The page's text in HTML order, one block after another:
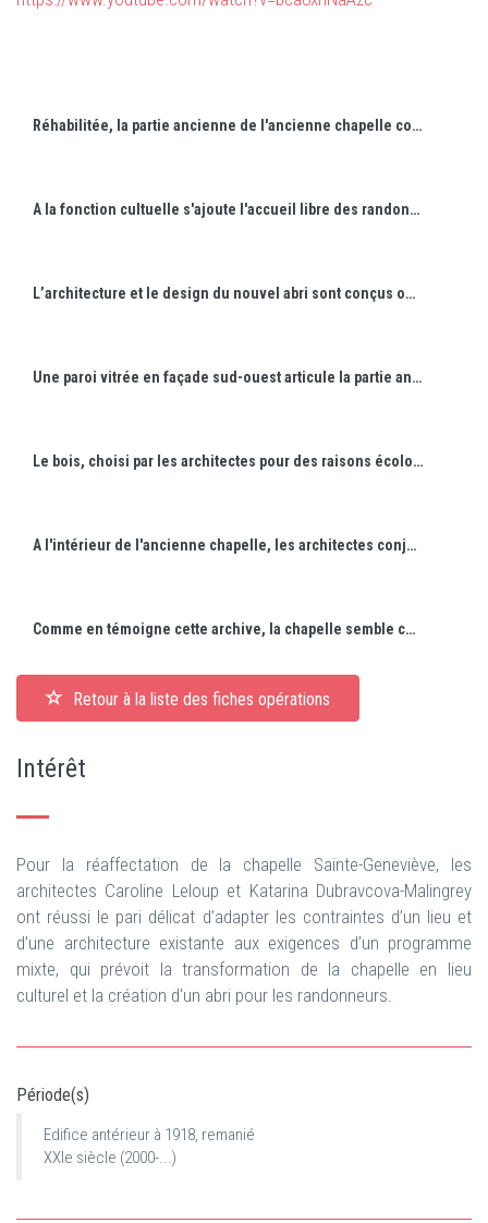
Réhabilitée, la partie ancienne de l'ancienne chapelle conserve sa silhouette originelle.
A la fonction cultuelle s'ajoute l'accueil libre des randonneurs.
L’architecture et le design du nouvel abri sont conçus ou étudiés conjointement pour créer un espace unitaire d’une grande cohésion architecturale.
Une paroi vitrée en façade sud-ouest articule la partie ancienne et l'extension, baignant le chœur de lumière naturelle.
Le bois, choisi par les architectes pour des raisons écologiques, apporte une dimension esthétique et architecturale au projet.
A l'intérieur de l'ancienne chapelle, les architectes conjuguent avec beaucoup de subtilité le vocabulaire de l’architecture religieuse traditionnelle avec des lignes et des ambiances plus contemporaines.
Comme en témoigne cette archive, la chapelle semble constituer de longue date une étape pour les soldats comme pour les randonneurs.
Retour à la liste des fiches opérations
Intérêt
Pour la réaffectation de la chapelle Sainte-Geneviève, les
architectes Caroline Leloup et Katarina Dubravcova-Malingrey
ont réussi le pari délicat d’adapter les contraintes d’un lieu et
d’une architecture existante aux exigences d’un programme
mixte, qui prévoit la transformation de la chapelle en lieu
culturel et la création d'un abri pour les randonneurs.
Période(s)
Edifice antérieur à 1918, remanié
XXIe siècle (2000-...)